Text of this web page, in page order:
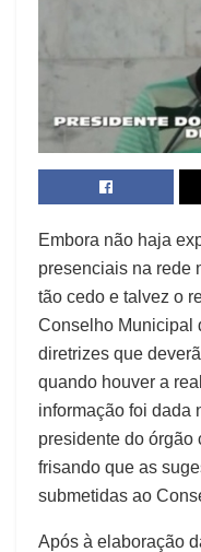
Embora não haja
presenciais na rede
tão cedo e talvez o
Conselho Municipal
diretrizes que
quando houver a
informação foi dada
presidente do órgão
frisando que as
submetidas ao
Após à elaboração